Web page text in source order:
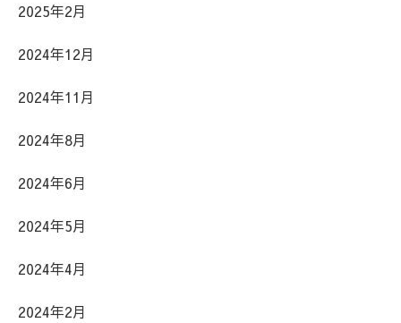
2025年2月
2024年12月
2024年11月
2024年8月
2024年6月
2024年5月
2024年4月
2024年2月